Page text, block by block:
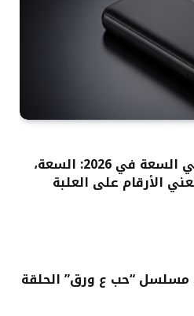
كيف تختار باور بانك عالي السعة في 2026: السعة،
الأرقام على العلبة
مسلسل “حب ع ورق” الحلقة